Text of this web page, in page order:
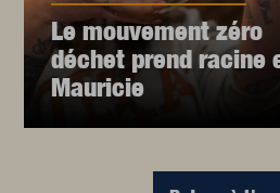
Le mouvement zéro
déchet prend racine
Mauricie